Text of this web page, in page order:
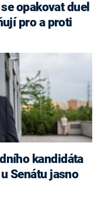
pro a proti
kandidáta
Senátu jasno